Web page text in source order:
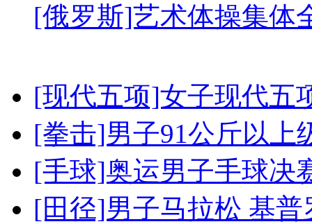
[俄罗斯]艺术体操集体
[现代五项]女子现代五
[拳击]男子91公斤以上
[手球]奥运男子手球决
[田径]男子马拉松 基